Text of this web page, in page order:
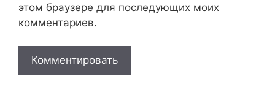
этом браузере для последующих моих
комментариев.